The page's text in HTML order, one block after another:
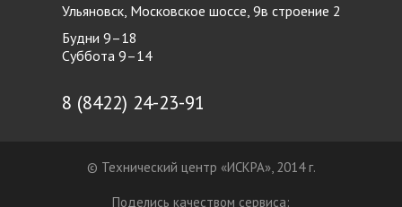
Ульяновск, Московское шоссе, 9в строение 2
Будни 9–18
Суббота 9–14
8 (8422) 24-23-91
© Технический центр «ИСКРА», 2014 г.
Поделись качеством сервиса: